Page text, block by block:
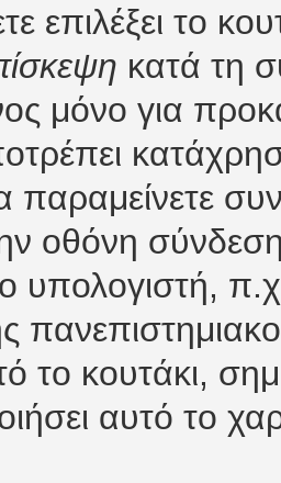
επιλέξει το
κατά τη
μόνο για
παραμείνετε
οθόνη
υπολογιστή,
το κουτάκι,
αυτό το